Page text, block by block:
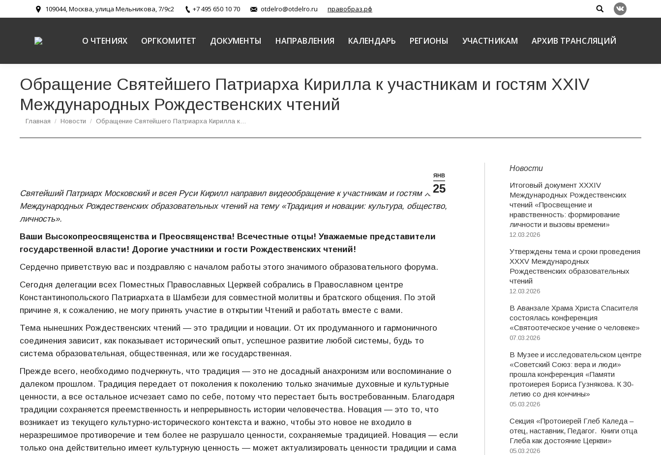
109044, Москва, улица Мельникова, 7/9с2 +7 495 650 10 70 otdelro@otdelro.ru правобраз.рф Search:
Вконтакте
О ЧТЕНИЯХ ОРГКОМИТЕТ ДОКУМЕНТЫ НАПРАВЛЕНИЯ КАЛЕНДАРЬ РЕГИОНЫ УЧАСТНИКАМ АРХИВ ТРАНСЛЯЦИЙ
Обращение Святейшего Патриарха Кирилла к участникам и гостям XXIV
Международных Рождественских чтений
Вы здесь:
Главная Новости Обращение Святейшего Патриарха Кирилла к…
ЯНВ
25
Святейший Патриарх Московский и всея Руси Кирилл направил видеообращение к участникам и гостям XXIV
Международных Рождественских образовательных чтений на тему «Традиция и новации: культура, общество,
личность».
Ваши Высокопреосвященства и Преосвященства! Всечестные отцы! Уважаемые представители
государственной власти! Дорогие участники и гости Рождественских чтений!
Сердечно приветствую вас и поздравляю с началом работы этого значимого образовательного форума.
Сегодня делегации всех Поместных Православных Церквей собрались в Православном центре
Константинопольского Патриархата в Шамбези для совместной молитвы и братского общения. По этой
причине я, к сожалению, не могу принять участие в открытии Чтений и работать вместе с вами.
Тема нынешних Рождественских чтений — это традиции и новации. От их продуманного и гармоничного
соединения зависит, как показывает исторический опыт, успешное развитие любой системы, будь то
система образовательная, общественная, или же государственная.
Прежде всего, необходимо подчеркнуть, что традиция — это не досадный анахронизм или воспоминание о
далеком прошлом. Традиция передает от поколения к поколению только значимые духовные и культурные
ценности, а все остальное исчезает само по себе, потому что перестает быть востребованным. Благодаря
традиции сохраняется преемственность и непрерывность истории человечества. Новация — это то, что
возникает из текущего культурно-исторического контекста и важно, чтобы это новое не входило в
неразрешимое противоречие и тем более не разрушало ценности, сохраняемые традицией. Новация — если
только она действительно имеет культурную ценность — может актуализировать ценности традиции и сама
Новости
Итоговый документ XXХIV
Международных Рождественских
чтений «Просвещение и
нравственность: формирование
личности и вызовы времени»
12.03.2026
Утверждены тема и сроки проведения
XXXV Международных
Рождественских образовательных
чтений
12.03.2026
В Аванзале Храма Христа Спасителя
состоялась конференция
«Святоотеческое учение о человеке»
07.03.2026
В Музее и исследовательском центре
«Советский Союз: вера и люди»
прошла конференция «Памяти
протоиерея Бориса Гузнякова. К 30-
летию со дня кончины»
05.03.2026
Секция «Протоиерей Глеб Каледа –
отец, наставник, Педагог. Книги отца
Глеба как достояние Церкви»
05.03.2026